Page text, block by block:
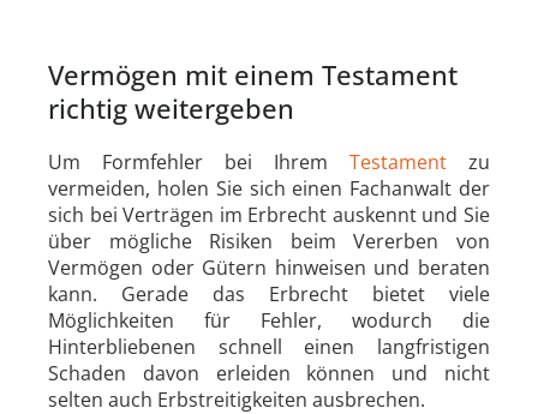
Vermögen mit einem Testament
richtig weitergeben
Um Formfehler bei Ihrem Testament
zu
vermeiden, holen Sie sich einen Fachanwalt der
sich bei Verträgen im Erbrecht auskennt und Sie
über mögliche Risiken beim Vererben von
Vermögen oder Gütern hinweisen und beraten
kann. Gerade das Erbrecht bietet viele
Möglichkeiten für Fehler, wodurch die
Hinterbliebenen schnell einen langfristigen
Schaden davon erleiden können und nicht
selten auch Erbstreitigkeiten ausbrechen.